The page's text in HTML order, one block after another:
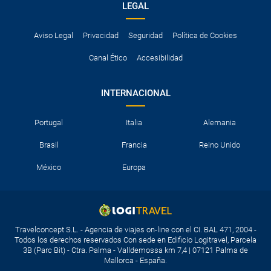
LEGAL
Aviso Legal Privacidad Seguridad Política de Cookies
Canal Ético Accesibilidad
INTERNACIONAL
Portugal Italia Alemania
Brasil Francia Reino Unido
México Europa
Travelconcept S.L. - Agencia de viajes on-line con el CI. BAL 471, 2004 -
Todos los derechos reservados Con sede en Edificio Logitravel, Parcela
3B (Parc Bit) - Ctra. Palma - Valldemossa km 7,4 | 07121 Palma de
Mallorca - España.